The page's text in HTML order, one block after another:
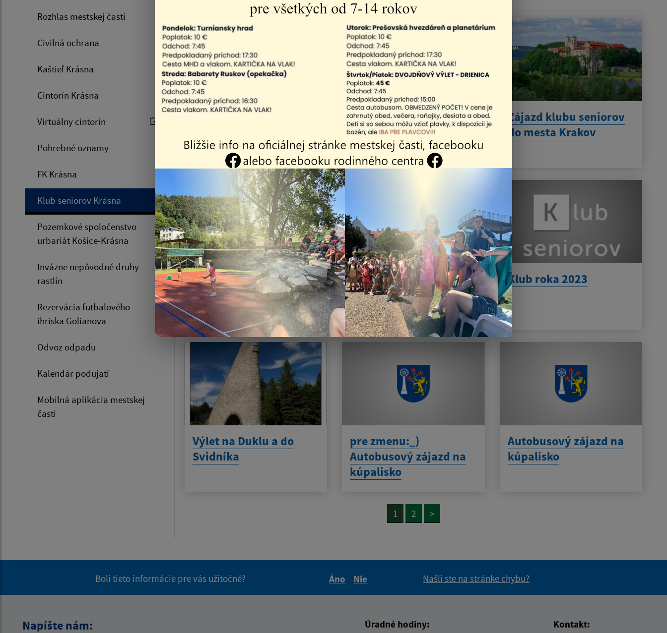
Rozhlas mestskej časti
Civilná ochrana
Kaštieľ Krásna
Cintorín Krásna
Virtuálny cintorín
Pohrebné oznamy
FK Krásna
Klub seniorov Krásna
Pozemkové spoločenstvo
urbariát Košice-Krásna
Invázne nepôvodné druhy
rastlín
Rezervácia futbalového
ihriska Golianova
Odvoz odpadu
Kalendár podujatí
Mobilná aplikácia mestskej
časti
Zájazd Wielička -
Pozvánka na strieborné
dialógy s primátorom
mesta Košice
Zájazd klubu seniorov
do mesta Krakov
Jednodňový
autobusový zájazd
6.8.2024
Športové popoludnie s
opekačkou
Klub roka 2023
Výlet na Duklu a do
Svidníka
pre zmenu:_)
Autobusový zájazd na
kúpalisko
Autobusový zájazd na
kúpalisko
1 2 >
Boli tieto informácie pre vás užitočné?
Áno
Nie
Našli ste na stránke chybu?
Napíšte nám: Úradné hodiny: Kontakt: